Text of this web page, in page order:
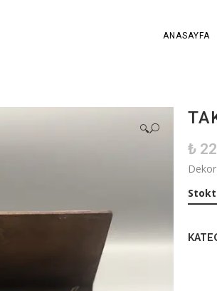
ANASAYFA
🔍
₺